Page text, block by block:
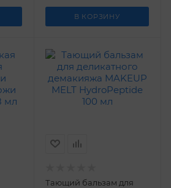
В КОРЗИНУ
Тающий бальзам для